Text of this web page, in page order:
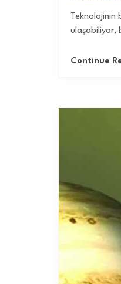
Teknolojinin
ulaşabiliyor,
Continue